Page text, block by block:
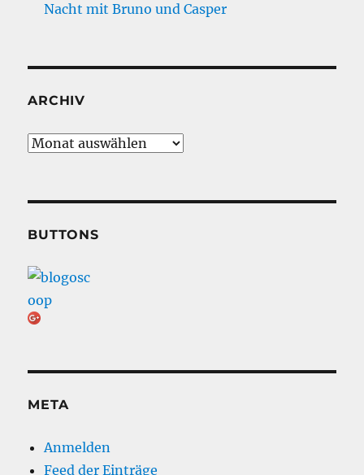
Nacht mit Bruno und Casper
ARCHIV
Archiv
BUTTONS
META
Anmelden
Feed der Einträge